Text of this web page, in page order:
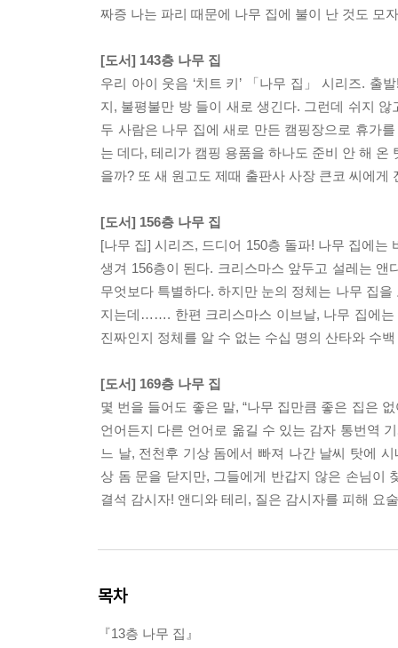
짜증 나는 파리 때문에 나무 집에 불이 난 것도 모
[도서] 143층 나무 집
우리 아이 웃음 ‘치트 키’ 「나무 집」 시리즈. 출
지, 불평불만 방 들이 새로 생긴다. 그런데 쉬지
두 사람은 나무 집에 새로 만든 캠핑장으로 휴가
는 데다, 테리가 캠핑 용품을 하나도 준비 안 해
을까? 또 새 원고도 제때 출판사 사장 큰코 씨에게
[도서] 156층 나무 집
[나무 집] 시리즈, 드디어 150층 돌파! 나무 집에
생겨 156층이 된다. 크리스마스 앞두고 설레는
무엇보다 특별하다. 하지만 눈의 정체는 나무 집
지는데……. 한편 크리스마스 이브날, 나무 집에는
진짜인지 정체를 알 수 없는 수십 명의 산타와 수
[도서] 169층 나무 집
몇 번을 들어도 좋은 말, “나무 집만큼 좋은 집은
언어든지 다른 언어로 옮길 수 있는 감자 통번역
느 날, 전천후 기상 돔에서 빠져 나간 날씨 탓에
상 돔 문을 닫지만, 그들에게 반갑지 않은 손님
결석 감시자! 앤디와 테리, 질은 감시자를 피해 요
목차
『13층 나무 집』